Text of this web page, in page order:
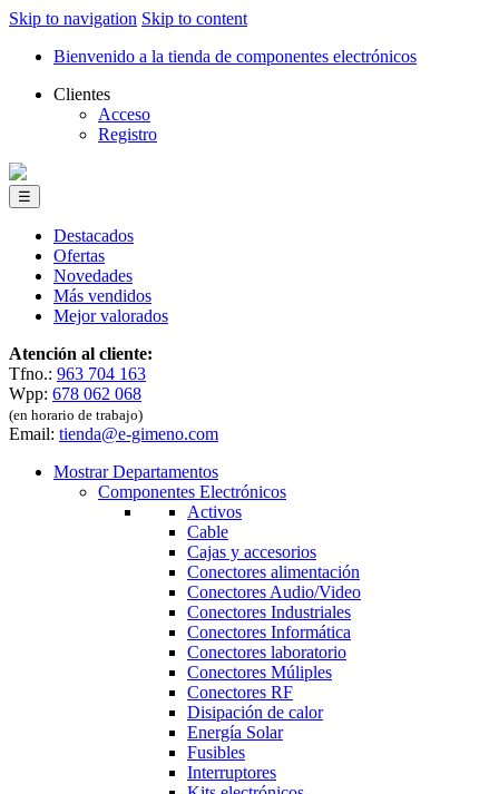
Skip to navigation Skip to content
Bienvenido a la tienda de componentes electrónicos
Clientes
Acceso
Registro
☰
Destacados
Ofertas
Novedades
Más vendidos
Mejor valorados
Atención al cliente:
Tfno.: 963 704 163
Wpp: 678 062 068
(en horario de trabajo)
Email: tienda@e-gimeno.com
Mostrar Departamentos
Componentes Electrónicos
Activos
Cable
Cajas y accesorios
Conectores alimentación
Conectores Audio/Video
Conectores Industriales
Conectores Informática
Conectores laboratorio
Conectores Múliples
Conectores RF
Disipación de calor
Energía Solar
Fusibles
Interruptores